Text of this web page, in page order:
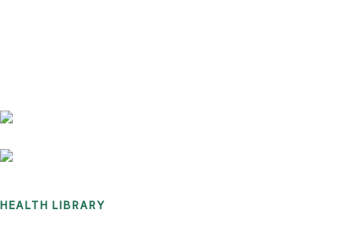
HEALTH LIBRARY